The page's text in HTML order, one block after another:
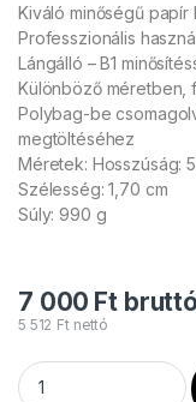
Kiváló minőségű papír
Professzionális
Lángálló – B1
Különböző méretben,
Polybag-be
megtöltéséhez
Méretek: Hosszúság:
Szélesség: 1,70 cm
Súly: 990 g
7 000 Ft bruttó
5 512 Ft nettó
TCM FX - Lassú